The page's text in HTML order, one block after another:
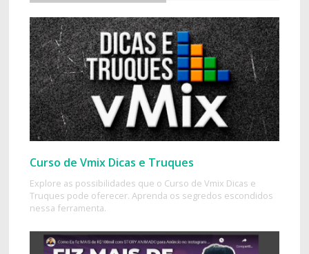
Curso de Vmix Dicas e Truques
Explore as possibilidades que o Curso de Vmix Dicas e
Truques pode oferecer. Aprenda os segredos escondidos
nessa ferramenta.